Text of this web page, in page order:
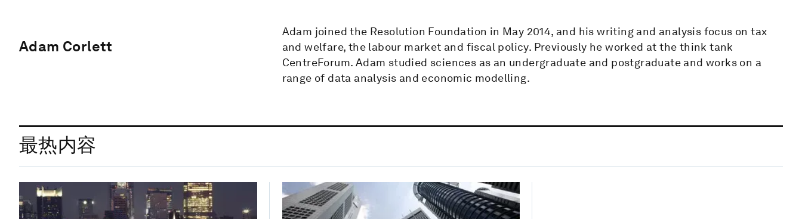
Adam Corlett
Adam joined the Resolution Foundation in May 2014, and his writing and analysis focus on tax
and welfare, the labour market and fiscal policy. ​​Previously he worked at the think tank
CentreForum. Adam studied sciences as an undergraduate and postgraduate and ​works on a
range of data analysis and economic modelling.
最热内容